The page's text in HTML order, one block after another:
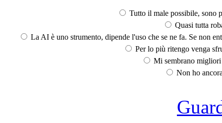
Tutto il male possibile, sono
Quasi tutta
La AI è uno strumento, dipende l'uso che se ne fa. Se non
Per lo più ritengo venga
Mi sembrano
Non ho